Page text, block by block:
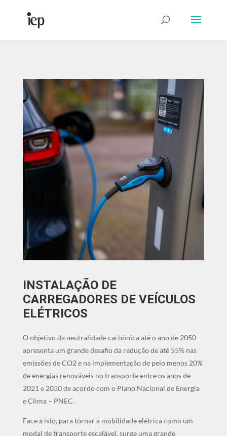
INSTALAÇÃO DE
CARREGADORES DE VEÍCULOS
ELÉTRICOS
O objetivo da neutralidade carbónica até o ano de 2050
apresenta um grande desafio da redução de até 55% nas
emissões de CO2 e na implementação de pelo menos 20%
de energias renováveis no transporte entre os anos de
2021 e 2030 de acordo com o Plano Nacional de Energia
e Clima – PNEC.
Face a isto, para tornar a mobilidade elétrica como um
modal de transporte escalável, surge uma grande